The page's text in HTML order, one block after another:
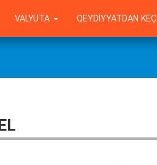
QEYDIYYATDAN KEÇ
VALYUTA